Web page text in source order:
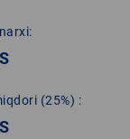
(25%) :